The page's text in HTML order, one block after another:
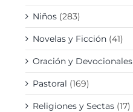
Niños (283)
Novelas y Ficción (41)
Oración y Devocionales
Pastoral (169)
Religiones y Sectas (17)